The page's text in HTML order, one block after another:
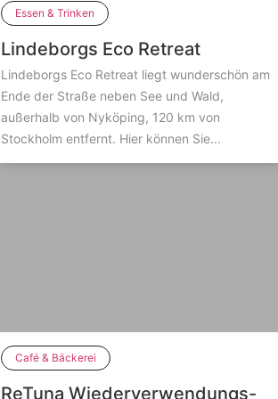
Essen & Trinken
Lindeborgs Eco Retreat
Lindeborgs Eco Retreat liegt wunderschön am
Ende der Straße neben See und Wald,
außerhalb von Nyköping, 120 km von
Stockholm entfernt. Hier können Sie...
Café & Bäckerei
ReTuna Wiederverwendungs-